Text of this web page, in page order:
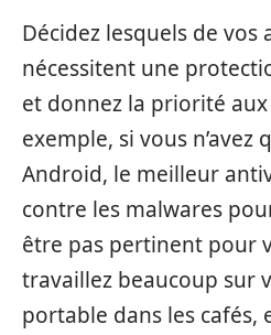
Décidez lesquels de vos
nécessitent une
et donnez la priorité
exemple, si vous n’avez
Android, le meilleur
contre les malwares
être pas pertinent pour
travaillez beaucoup sur
portable dans les cafés,